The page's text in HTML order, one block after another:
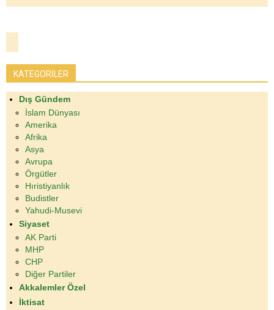
KATEGORİLER
Dış Gündem
İslam Dünyası
Amerika
Afrika
Asya
Avrupa
Örgütler
Hıristiyanlık
Budistler
Yahudi-Musevi
Siyaset
AK Parti
MHP
CHP
Diğer Partiler
Akkalemler Özel
İktisat